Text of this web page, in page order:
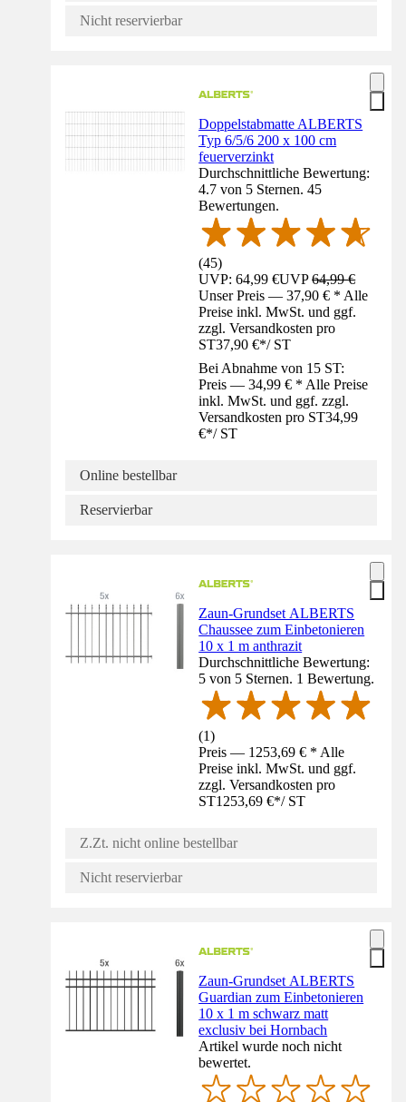
Nicht reservierbar
Doppelstabmatte ALBERTS
Typ 6/5/6 200 x 100 cm
feuerverzinkt
Durchschnittliche Bewertung:
4.7 von 5 Sternen. 45
Bewertungen.
(45)
UVP: 64,99 €UVP64,99 €
Unser Preis — 37,90 € * Alle
Preise inkl. MwSt. und ggf.
zzgl. Versandkosten pro
ST37,90 €*/ ST
Bei Abnahme von 15 ST:
Preis — 34,99 € * Alle Preise
inkl. MwSt. und ggf. zzgl.
Versandkosten pro ST34,99
€*/ ST
Online bestellbar
Reservierbar
Zaun-Grundset ALBERTS
Chaussee zum Einbetonieren
10 x 1 m anthrazit
Durchschnittliche Bewertung:
5 von 5 Sternen. 1 Bewertung.
(1)
Preis — 1253,69 € * Alle
Preise inkl. MwSt. und ggf.
zzgl. Versandkosten pro
ST1253,69 €*/ ST
Z.Zt. nicht online bestellbar
Nicht reservierbar
Zaun-Grundset ALBERTS
Guardian zum Einbetonieren
10 x 1 m schwarz matt
exclusiv bei Hornbach
Artikel wurde noch nicht
bewertet.